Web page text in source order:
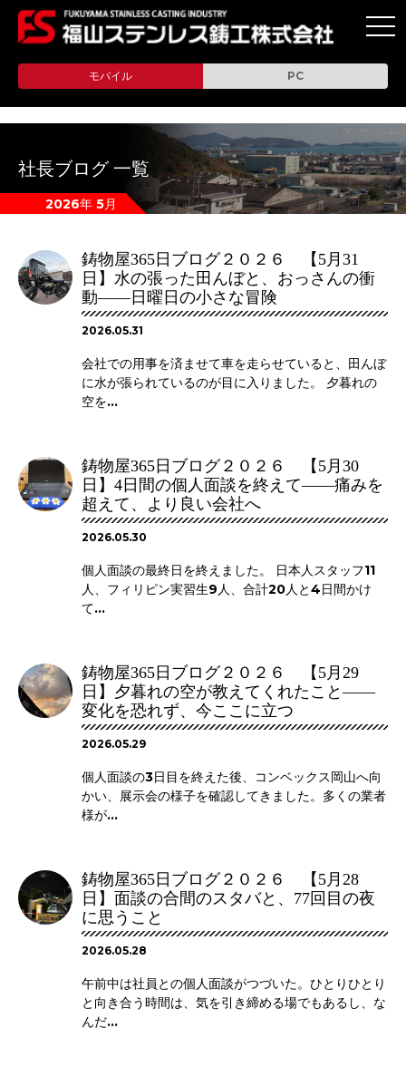
モバイル PC
社長ブログ 一覧
2026年 5月
鋳物屋365日ブログ２０２６ 【5月31
日】水の張った田んぼと、おっさんの衝
動――日曜日の小さな冒険
2026.05.31
会社での用事を済ませて車を走らせていると、田んぼ
に水が張られているのが目に入りました。 夕暮れの
空を...
鋳物屋365日ブログ２０２６ 【5月30
日】4日間の個人面談を終えて――痛みを
超えて、より良い会社へ
2026.05.30
個人面談の最終日を終えました。 日本人スタッフ11
人、フィリピン実習生9人、合計20人と4日間かけ
て...
鋳物屋365日ブログ２０２６ 【5月29
日】夕暮れの空が教えてくれたこと――
変化を恐れず、今ここに立つ
2026.05.29
個人面談の3日目を終えた後、コンベックス岡山へ向
かい、展示会の様子を確認してきました。多くの業者
様が...
鋳物屋365日ブログ２０２６ 【5月28
日】面談の合間のスタバと、77回目の夜
に思うこと
2026.05.28
午前中は社員との個人面談がつづいた。ひとりひとり
と向き合う時間は、気を引き締める場でもあるし、な
んだ...